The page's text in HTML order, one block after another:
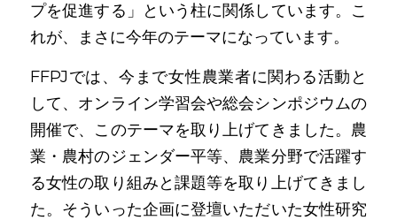
プを促進する」という柱に関係しています。こ
れが、まさに今年のテーマになっています。
FFPJでは、今まで女性農業者に関わる活動と
して、オンライン学習会や総会シンポジウムの
開催で、このテーマを取り上げてきました。農
業・農村のジェンダー平等、農業分野で活躍す
る女性の取り組みと課題等を取り上げてきまし
た。そういった企画に登壇いただいた女性研究